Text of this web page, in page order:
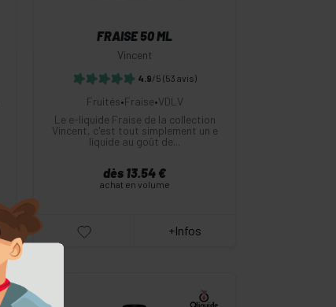
FRAISE 50 ML
Vincent
4.9/5 (53 avis)
Fruités•Fraise•VDLV
Le e-liquide Fraise de la collection
Vincent, c'est tout simplement un e
liquide au goût de...
dès 13.54 €
achat en volume
+Infos